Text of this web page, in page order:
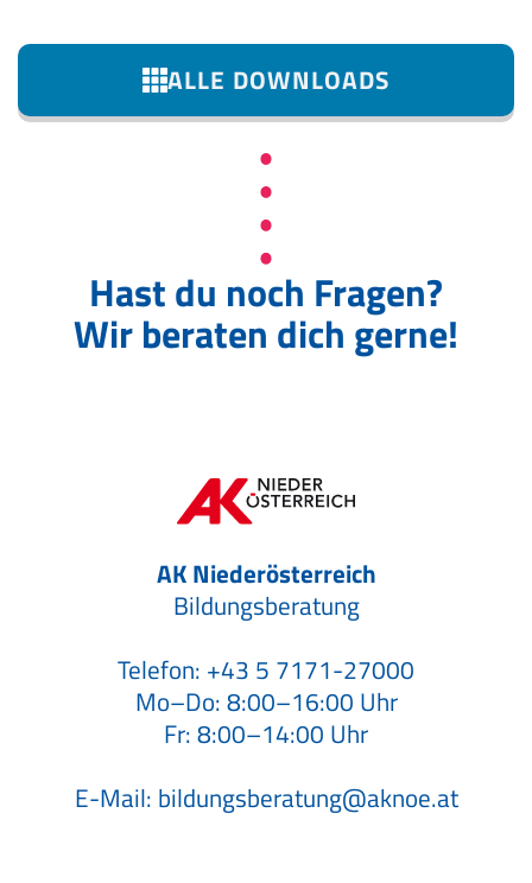
ALLE DOWNLOADS
Hast du noch Fragen?
Wir beraten dich gerne!
AK Niederösterreich
Bildungsberatung
Telefon: +43 5 7171-27000
Mo–Do: 8:00–16:00 Uhr
Fr: 8:00–14:00 Uhr
E-Mail: bildungsberatung@aknoe.at